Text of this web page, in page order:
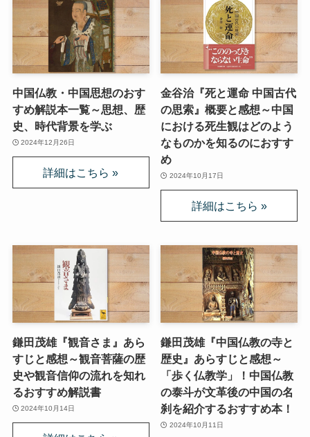
中国仏教・中国思想のおす
すめ解説本一覧～思想、歴
史、時代背景を学ぶ
2024年12月26日
金谷治『死と運命 中国古代
の思索』概要と感想～中国
における死生観はどのよう
なものかを知るのにおすす
め
2024年10月17日
鎌田茂雄『観音さま』あら
すじと感想～観音菩薩の歴
史や観音信仰の流れを知れ
るおすすめ解説書
2024年10月14日
鎌田茂雄『中国仏教の寺と
歴史』あらすじと感想～
「歩く仏教学」！中国仏教
の泰斗が文革後の中国の名
刹を紹介するおすすめ本！
2024年10月11日